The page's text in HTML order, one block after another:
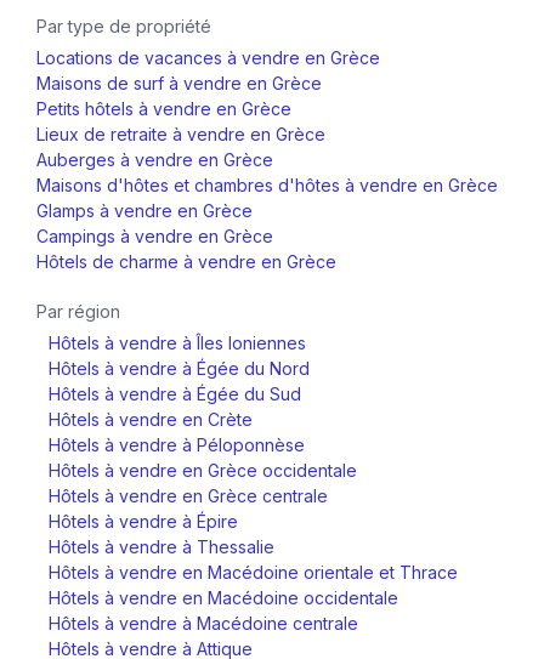
Par type de propriété
Locations de vacances à vendre en Grèce
Maisons de surf à vendre en Grèce
Petits hôtels à vendre en Grèce
Lieux de retraite à vendre en Grèce
Auberges à vendre en Grèce
Maisons d'hôtes et chambres d'hôtes à vendre en Grèce
Glamps à vendre en Grèce
Campings à vendre en Grèce
Hôtels de charme à vendre en Grèce
Par région
Hôtels à vendre à Îles Ioniennes
Hôtels à vendre à Égée du Nord
Hôtels à vendre à Égée du Sud
Hôtels à vendre en Crète
Hôtels à vendre à Péloponnèse
Hôtels à vendre en Grèce occidentale
Hôtels à vendre en Grèce centrale
Hôtels à vendre à Épire
Hôtels à vendre à Thessalie
Hôtels à vendre en Macédoine orientale et Thrace
Hôtels à vendre en Macédoine occidentale
Hôtels à vendre à Macédoine centrale
Hôtels à vendre à Attique